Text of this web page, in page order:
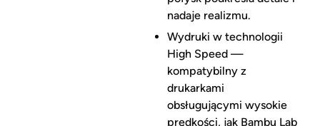
nadaje realizmu.
Wydruki w technologii
High Speed —
kompatybilny z
drukarkami
obsługującymi wysokie
prędkości, jak Bambu Lab